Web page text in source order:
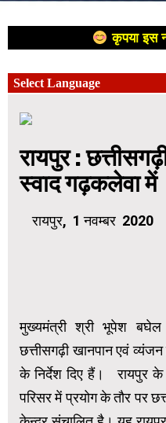
कृपया इस
रायपुर :
स्वाद गढ़कलेवा में
रायपुर, 1 नवम्बर 2020
मुख्यमंत्री श्री भूपेश
छत्तीसगढ़ी खानपान एवं
के निर्देश दिए हैं। रायपुर के
परिसर में प्रयोग के तौर पर